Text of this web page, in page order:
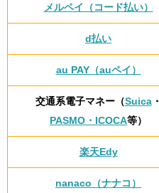
メルペイ（コード払い）
d払い
au PAY（auペイ）
交通系電子マネー（Suica・
PASMO・ICOCA等）
楽天Edy
nanaco（ナナコ）